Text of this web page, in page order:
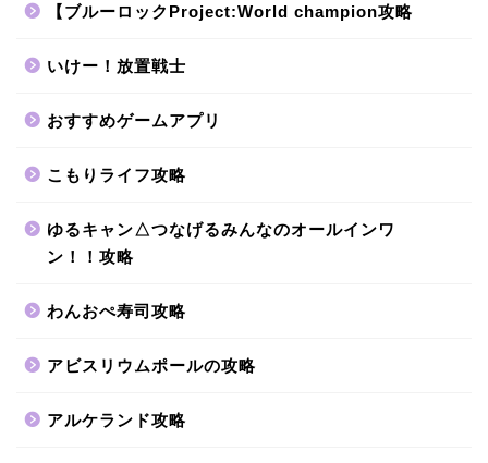
【ブルーロックProject:World champion攻略
いけー！放置戦士
おすすめゲームアプリ
こもりライフ攻略
ゆるキャン△つなげるみんなのオールインワ
ン！！攻略
わんおぺ寿司攻略
アビスリウムポールの攻略
アルケランド攻略